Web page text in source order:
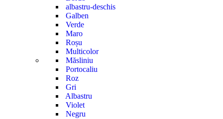
albastru-deschis
Galben
Verde
Maro
Roșu
Multicolor
Măsliniu
Portocaliu
Roz
Gri
Albastru
Violet
Negru